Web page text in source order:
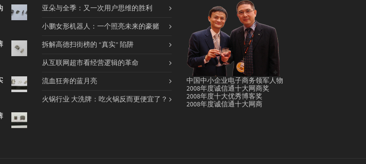
亚朵与全季：又一次用户思维的胜利
小鹏女形机器人：一个照亮未来的豪赌
拆解高德扫街榜的 “真实” 陷阱
从互联网超市看经营逻辑的革命
流血狂奔的蓝月亮
火锅行业 大洗牌：吃火锅反而更便宜了？
中国中小企业电子商务领军人物
2008年度诚信通十大网商奖
2008年度十大优秀博客奖
2008年度诚信通十大网商